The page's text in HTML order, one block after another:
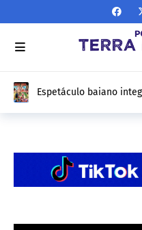
Coletivos Bahia pela
resultados de 1 ano